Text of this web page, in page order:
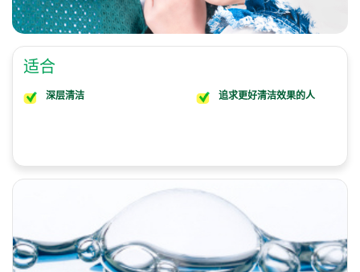
适合
深层清洁 追求更好清洁效果的人